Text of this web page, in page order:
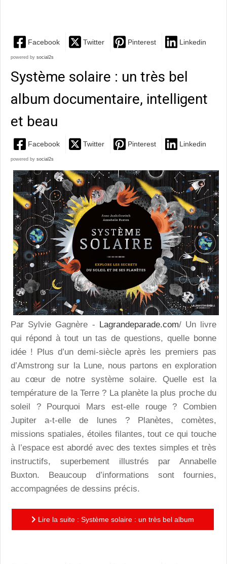
Facebook Twitter Pinterest Linkedin
powered by social2s
Système solaire : un très bel
album documentaire, intelligent
et beau
Facebook Twitter Pinterest Linkedin
powered by social2s
Par Sylvie Gagnère - Lagrandeparade.com/ Un livre
qui répond à tout un tas de questions, quelle bonne
idée ! Plus d’un demi-siècle après les premiers pas
d’Amstrong sur la Lune, nous partons en exploration
au cœur de notre système solaire. Quelle est la
température de la Terre ? La planète la plus proche du
soleil ? Pourquoi Mars est-elle rouge ? Combien
Jupiter a-t-elle de lunes ? Planètes, comètes,
missions spatiales, étoiles filantes, tout ce qui touche
à l’espace est abordé avec des textes simples et très
instructifs, superbement illustrés par Annabelle
Buxton. Beaucoup d’informations sont fournies,
accompagnées de dessins précis.
Lire la suite : Système solaire : un très bel album